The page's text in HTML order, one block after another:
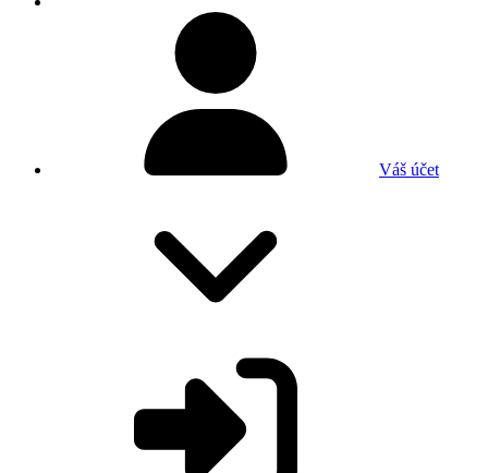
Váš účet